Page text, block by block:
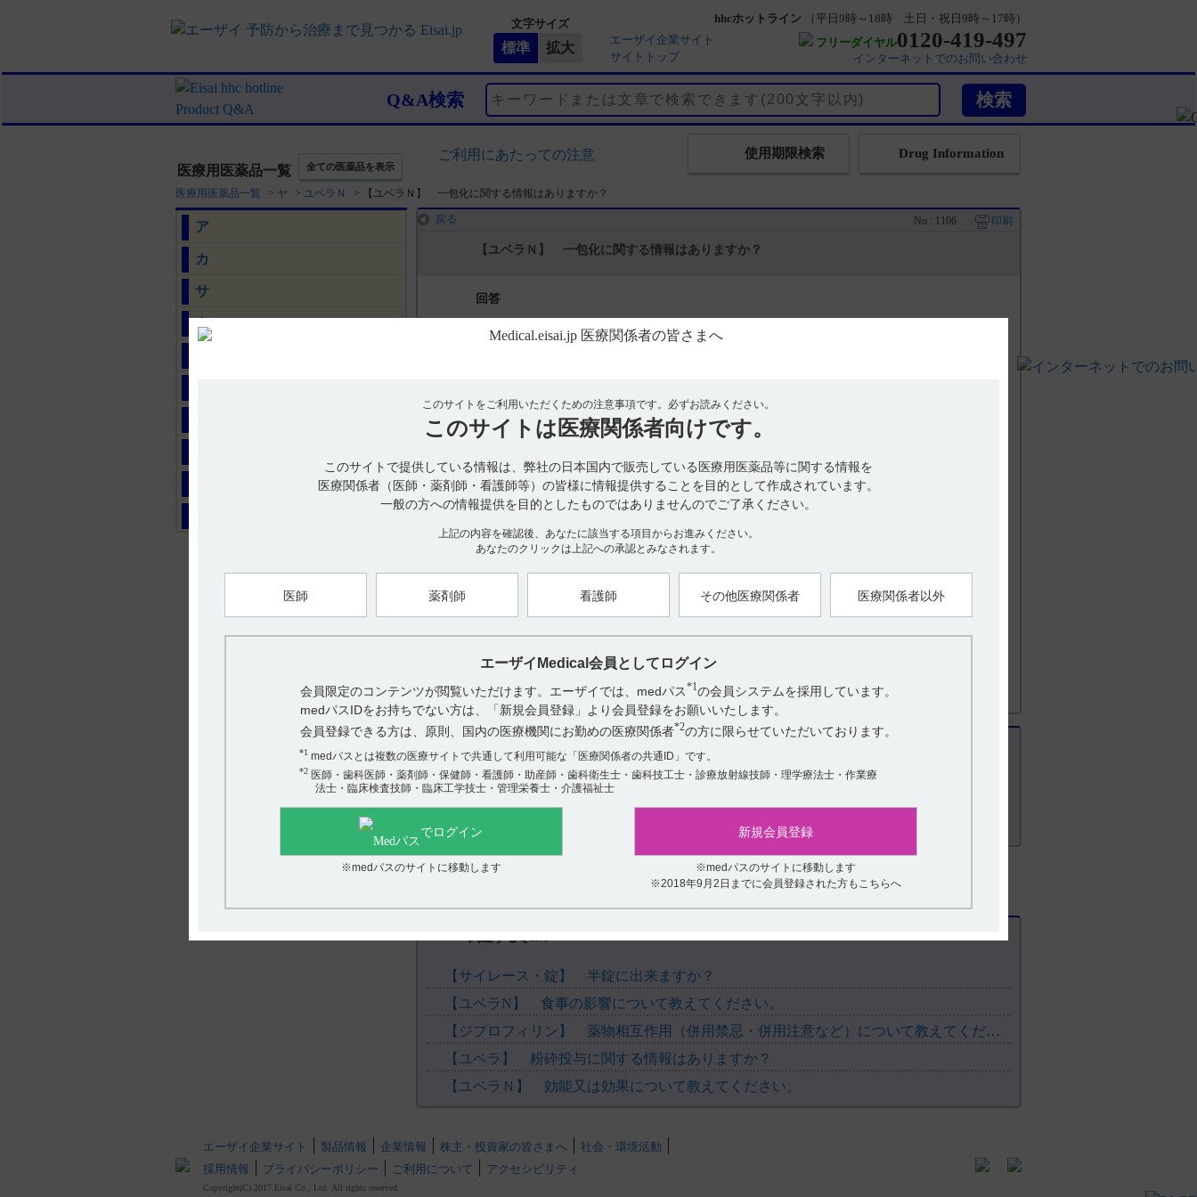
文字サイズ
エーザイ企業サイト
サイトトップ
hhcホットライン
（平日9時～18時 土日・祝日9時～17時）
フリーダイヤル0120-419-497
インターネットでのお問い合わせ
Q&A検索
医療用医薬品一覧 全ての医薬品を表示
ご利用にあたっての注意 Drug Information
使用期限検索
医療用医薬品一覧 > ヤ > ユベラＮ > 【ユベラＮ】 一包化に関する情報はありますか？
ア
カ
サ
タ
このサイトをご利用いただくための注意事項です。 必ずお読みください。
このサイトは 医療関係者向けです。
このサイトで提供している情報は、弊社の日本国内で販売している医療用医薬品等に関する情報を
医療関係者（医師・薬剤師・看護師等）の皆様に情報提供することを目的として作成されています。
一般の方への情報提供を目的としたものではありませんのでご了承ください。
上記の内容を確認後、あなたに該当する項目からお進みください。
あなたのクリックは上記への承認とみなされます。
医師 薬剤師 看護師 その他医療関係者 医療関係者以外
エーザイMedical会員としてログイン
会員限定のコンテンツが閲覧いただけます。エーザイでは、medパス*1の会員システムを採用しています。
medパスIDをお持ちでない方は、「新規会員登録」より会員登録をお願いいたします。
会員登録できる方は、原則、国内の医療機関にお勤めの医療関係者*2の方に限らせていただいております。
*1medパスとは複数の医療サイトで共通して利用可能な「医療関係者の共通ID」です。
*2医師・歯科医師・薬剤師・保健師・看護師・助産師・歯科衛生士・歯科技工士・診療放射線技師・理学療法士・作業療
法士・臨床検査技師・臨床工学技士・管理栄養士・介護福祉士
でログイン
※medパスのサイトに移動します
新規会員登録
※medパスのサイトに移動します
※2018年9月2日までに会員登録された方もこちらへ
戻る No : 1106 印刷
【ユベラＮ】 一包化に関する情報はありますか？
回答
・ユベラＮカプセル100mg
本剤を無包装にすると、温度条件下、湿度条件下、および光条件下において、変化は認められませんでした。
本品は品質の保持を図るため、室温にて保存して頂き、PTP包装はアルミ袋開封後、バラ包装は開栓後、高
温、湿気を避けて保存するようお願いしています。やむを得ず一包化する場合は、温度と湿度の影響を避けて
（引用）
役に立った
役に立たなかった
関連するQ&A
【サイレース・錠】 半錠に出来ますか？
【ユベラN】 食事の影響について教えてください。
【ジプロフィリン】 薬物相互作用（併用禁忌・併用注意など）について教えてください。
【ユベラ】 粉砕投与に関する情報はありますか？
【ユベラＮ】 効能又は効果について教えてください。
エーザイ企業サイト 製品情報 企業情報 株主・投資家の皆さまへ
社会・環境活動
採用情報
プライバシーポリシー ご利用について アクセシビリティ
Copyright(C) 2017 Eisai Co., Ltd. All rights reserved.